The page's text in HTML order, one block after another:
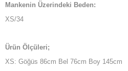
Mankenin Üzerindeki Beden:
XS/34
Ürün Ölçüleri;
XS: Göğüs 86cm Bel 76cm Boy 145cm